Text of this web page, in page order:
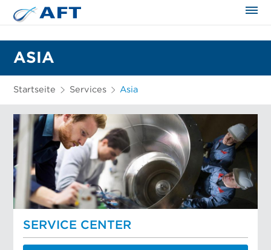
ASIA
Startseite Services Asia
SERVICE CENTER